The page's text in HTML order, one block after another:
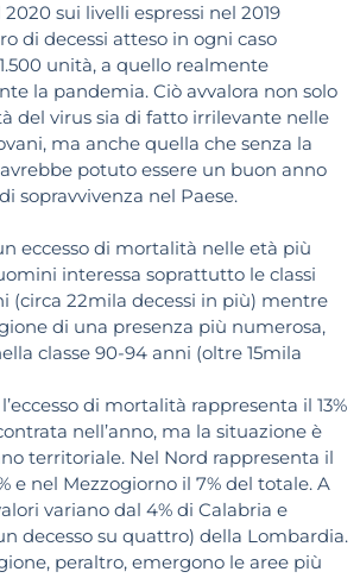
sui livelli espressi nel 2019
di decessi atteso in ogni caso
unità, a quello realmente
la pandemia. Ciò avvalora non solo
del virus sia di fatto irrilevante nelle
ma anche quella che senza la
potuto essere un buon anno
sopravvivenza nel Paese.
eccesso di mortalità nelle età più
interessa soprattutto le classi
(circa 22mila decessi in più) mentre
di una presenza più numerosa,
classe 90-94 anni (oltre 15mila
di mortalità rappresenta il 13%
nell’anno, ma la situazione è
territoriale. Nel Nord rappresenta il
e nel Mezzogiorno il 7% del totale. A
variano dal 4% di Calabria e
decesso su quattro) della Lombardia.
peraltro, emergono le aree più